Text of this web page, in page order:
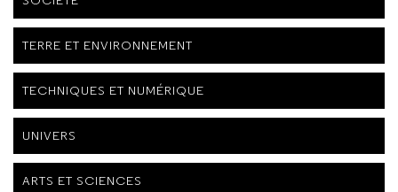
TERRE ET ENVIRONNEMENT
TECHNIQUES ET NUMÉRIQUE
UNIVERS
ARTS ET SCIENCES